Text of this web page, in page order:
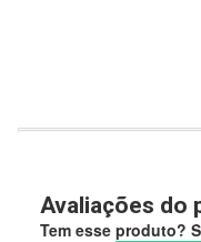
Avaliações do
Tem esse produto?